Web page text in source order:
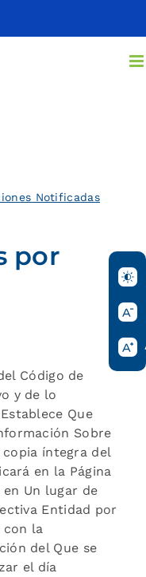
Notificadas
por
Código de
y de lo
Que
Sobre
íntegra del
en la Página
en Un lugar de
Entidad por
con la
del Que se
el día